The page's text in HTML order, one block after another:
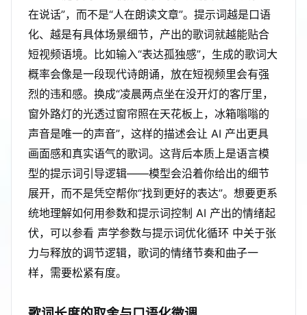
在说话”，而不是“人在朗读文章”。提示词越是口语
化、越是有具体场景细节，产出的歌词就越能贴合
短视频语境。比如输入“表达孤独感”，生成的歌词大
概率会像是一段现代诗朗诵，放在短视频里会有强
烈的违和感。换成“凌晨两点坐在没开灯的客厅里，
窗外路灯的光透过窗帘照在天花板上，冰箱嗡嗡的
声音是唯一的声音”，这样的描述会让 AI 产出更具
画面感和真实语气的歌词。这背后本质上是语言模
型的提示词引导逻辑——模型会沿着你给出的细节
展开，而不是凭空帮你“找到更好的表达”。想要更系
统地理解如何用参数和提示词控制 AI 产出的情绪起
伏，可以参看 声学参数与提示词优化循环 中关于张
力与释放的调节逻辑，歌词的情绪节奏和曲子一
样，需要松紧有度。